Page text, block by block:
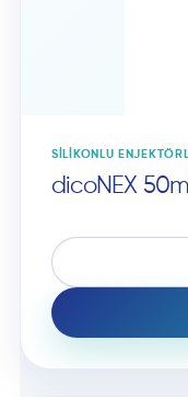
SILIKONLU
dicoNEX